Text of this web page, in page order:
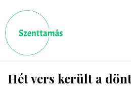
Hét vers került a